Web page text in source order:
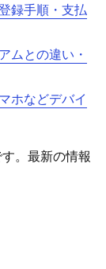
録手順・支払
ムとの違い・
ホなどデバイ
。最新の情報